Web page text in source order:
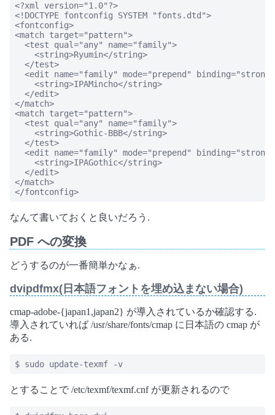
<?xml version="1.0"?>
<!DOCTYPE fontconfig SYSTEM "fonts.dtd">
<fontconfig>
<match target="pattern">
  <test qual="any" name="family">
    <string>Ryumin</string>
  </test>
<edit name="family" mode="prepend"
    <string>IPAMincho</string>
  </edit>
</match>
<match target="pattern">
  <test qual="any" name="family">
    <string>Gothic-BBB</string>
  </test>
<edit name="family" mode="prepend"
    <string>IPAGothic</string>
  </edit>
</match>
</fontconfig>
なんて書いておくと良いだろう.
PDF への変換
どうするのが一番簡単かなぁ.
dvipdfmx(日本語フォントを埋め込まない場合)
cmap-adobe-{japan1,japan2} が導入されているか確認する.
導入されていれば /usr/share/fonts/cmap に日本語の cmap が
ある.
$ sudo update-texmf -v
とすることで /etc/texmf/texmf.cnf が更新されるので